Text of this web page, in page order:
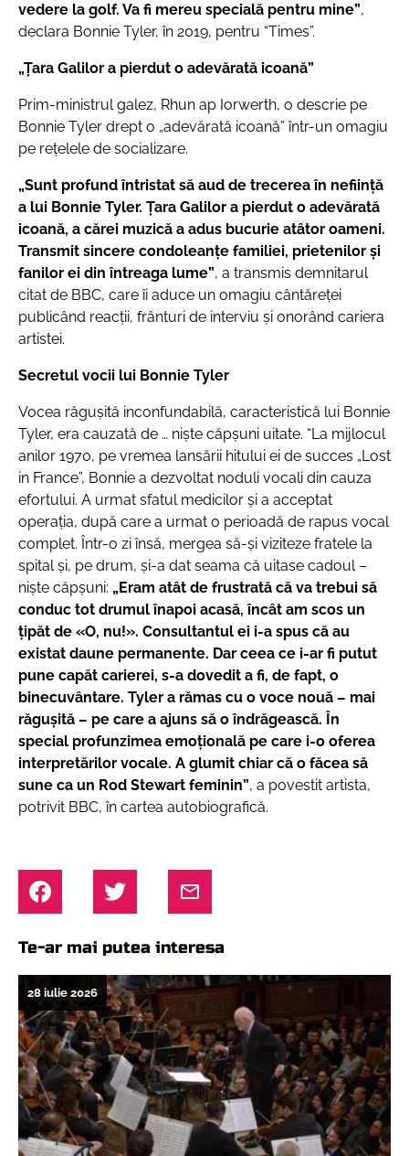
vedere la golf. Va fi mereu specială pentru mine”,
declara Bonnie Tyler, în 2019, pentru “Times”.
„Țara Galilor a pierdut o adevărată icoană”
Prim-ministrul galez, Rhun ap Iorwerth, o descrie pe
Bonnie Tyler drept o „adevărată icoană” într-un omagiu
pe rețelele de socializare.
„Sunt profund întristat să aud de trecerea în neființă
a lui Bonnie Tyler. Țara Galilor a pierdut o adevărată
icoană, a cărei muzică a adus bucurie atâtor oameni.
Transmit sincere condoleanțe familiei, prietenilor și
fanilor ei din întreaga lume”, a transmis demnitarul
citat de BBC, care îi aduce un omagiu cântăreţei
publicând reacţii, frânturi de interviu şi onorând cariera
artistei.
Secretul vocii lui Bonnie Tyler
Vocea răgușită inconfundabilă, caracteristică lui Bonnie
Tyler, era cauzată de … nişte căpșuni uitate. “La mijlocul
anilor 1970, pe vremea lansării hitului ei de succes „Lost
in France”, Bonnie a dezvoltat noduli vocali din cauza
efortului. A urmat sfatul medicilor şi a acceptat
operaţia, după care a urmat o perioadă de rapus vocal
complet. Într-o zi însă, mergea să-și viziteze fratele la
spital și, pe drum, și-a dat seama că uitase cadoul –
niște căpșuni: „Eram atât de frustrată că va trebui să
conduc tot drumul înapoi acasă, încât am scos un
țipăt de «O, nu!». Consultantul ei i-a spus că au
existat daune permanente. Dar ceea ce i-ar fi putut
pune capăt carierei, s-a dovedit a fi, de fapt, o
binecuvântare. Tyler a rămas cu o voce nouă – mai
răgușită – pe care a ajuns să o îndrăgească. În
special profunzimea emoțională pe care i-o oferea
interpretărilor vocale. A glumit chiar că o făcea să
sune ca un Rod Stewart feminin”, a povestit artista,
potrivit BBC, în cartea autobiografică.
Te-ar mai putea interesa
28 iulie 2026